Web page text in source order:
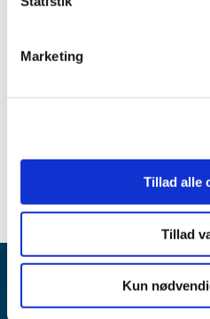
Marketing
Tillad alle
Tillad
Kun
april (2)
2005 (2)